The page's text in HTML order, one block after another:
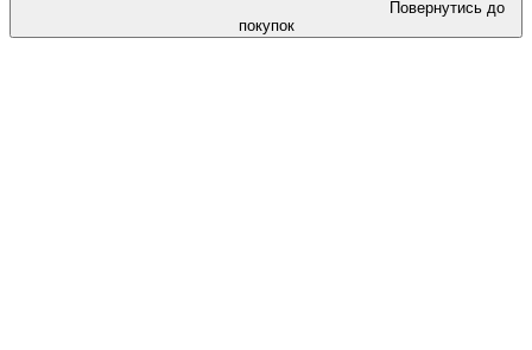
Повернутись до
покупок